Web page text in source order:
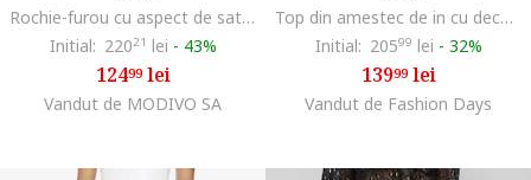
Rochie-furou cu aspect de satin, Roz pastel
Initial: 22021 lei - 43%
12499lei
Vandut de MODIVO SA
Top din amestec de in cu decolteu in V, Maro pamantiu
Initial: 20599 lei - 32%
13999lei
Vandut de Fashion Days